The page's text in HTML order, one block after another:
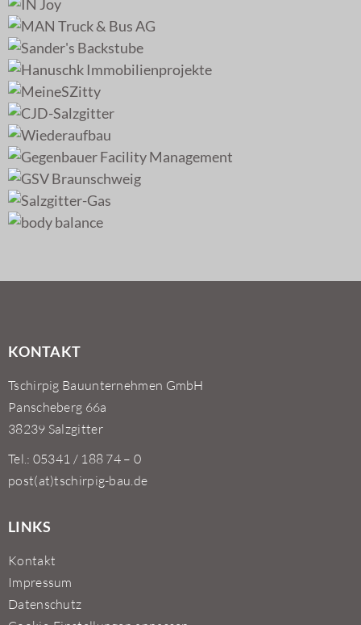
KONTAKT
Tschirpig Bauunternehmen GmbH
Panscheberg 66a
38239 Salzgitter
Tel.: 05341 / 188 74 – 0
post(at)tschirpig-bau.de
LINKS
Kontakt
Impressum
Datenschutz